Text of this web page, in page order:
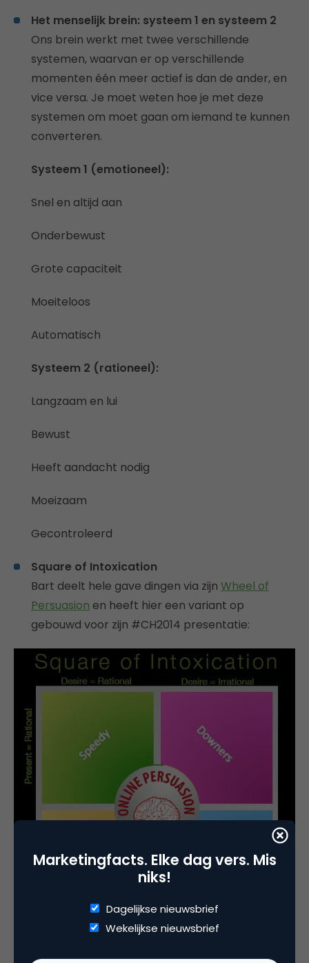
Het menselijk brein: systeem 1 en systeem 2
Ons brein werkt met twee verschillende
systemen, waarvan er op verschillende
momenten één meer actief is dan de ander, en
vice versa. Je moet weten hoe je met deze
systemen om moet gaan om iemand te kunnen
converteren.
Systeem 1 (emotioneel):
Snel en altijd aan
Onderbewust
Grote capaciteit
Moeiteloos
Automatisch
Systeem 2 (rationeel):
Langzaam en lui
Bewust
Heeft aandacht nodig
Moeizaam
Gecontroleerd
Square of Intoxication
Bart deelt hele gave dingen via zijn Wheel of
Persuasion en heeft hier een variant op
gebouwd voor zijn #CH2014 presentatie:
Marketingfacts. Elke dag vers. Mis
niks!
Dagelijkse nieuwsbrief
Wekelijkse nieuwsbrief